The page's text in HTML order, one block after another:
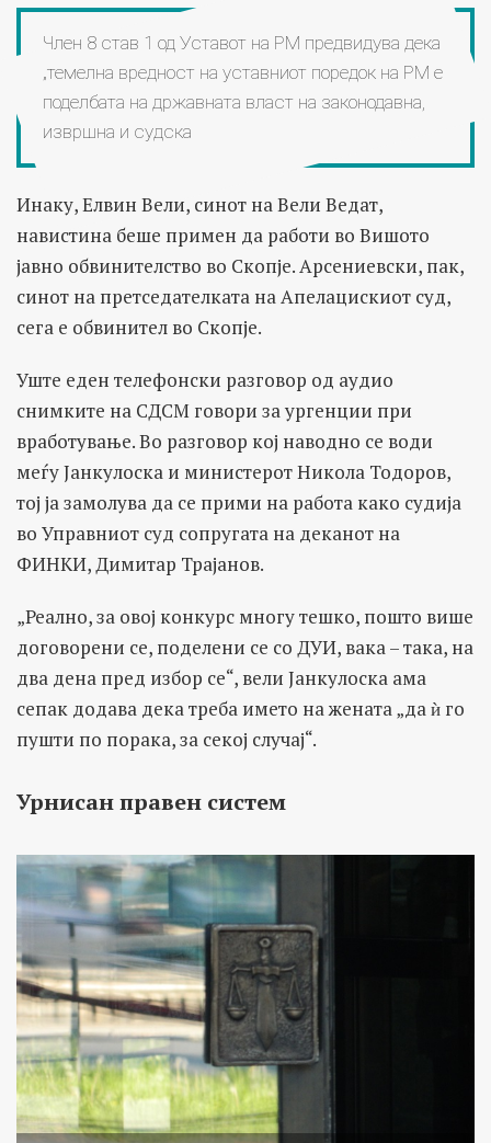
Член 8 став 1 од Уставот на РМ предвидува дека
„темелна вредност на уставниот поредок на РМ е
поделбата на државната власт на законодавна,
извршна и судска
Инаку, Елвин Вели, синот на Вели Ведат,
навистина беше примен да работи во Вишото
јавно обвинителство во Скопје. Арсениевски, пак,
синот на претседателката на Апелацискиот суд,
сега е обвинител во Скопје.
Уште еден телефонски разговор од аудио
снимките на СДСМ говори за ургенции при
вработување. Во разговор кој наводно се води
меѓу Јанкулоска и министерот Никола Тодоров,
тој ја замолува да се прими на работа како судија
во Управниот суд сопругата на деканот на
ФИНКИ, Димитар Трајанов.
„Реално, за овој конкурс многу тешко, пошто више
договорени се, поделени се со ДУИ, вака – така, на
два дена пред избор се“, вели Јанкулоска ама
сепак додава дека треба името на жената „да ѝ го
пушти по порака, за секој случај“.
Урнисан правен систем